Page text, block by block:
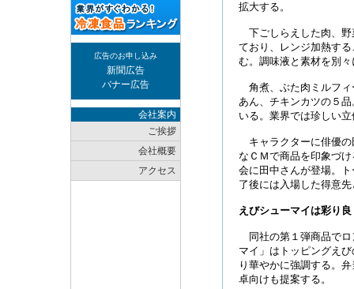
広告のお申し込み
新聞広告
バナー広告
会社案内
ご挨拶
会社概要
アクセス
拡大する。
下ごしらえした肉、野
ており、レンジ加熱す
む。調味液と素材を別
角煮、ぶた肉ミルフィ
あん、チキンカツの５
いる。業界では珍しい
キャラクターに俳優の
なＣＭで商品を印象づ
会に田中さんが登場。
了後には入場した得意
えびシューマイは彩り良
同社の第１弾商品でロ
マイ」はトッピングえ
り華やかに強調する。
卓向けも提案する。